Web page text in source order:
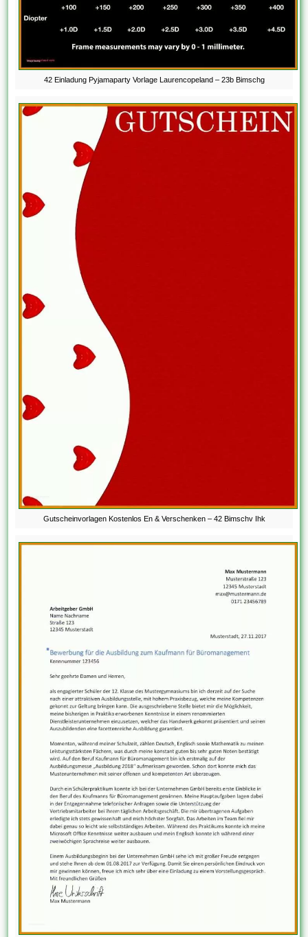
42 Einladung Pyjamaparty Vorlage Laurencopeland – 23b Bimschg
Gutscheinvorlagen Kostenlos En & Verschenken – 42 Bimschv Ihk